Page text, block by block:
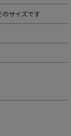
サイズです